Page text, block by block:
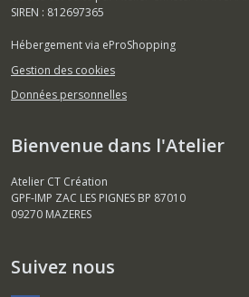
SIREN : 812697365
Hébergement via eProShopping
Gestion des cookies
Données personnelles
Bienvenue dans l'Atelier
Atelier CT Création
GPF-IMP ZAC LES PIGNES BP 87010
09270 MAZERES
Suivez nous